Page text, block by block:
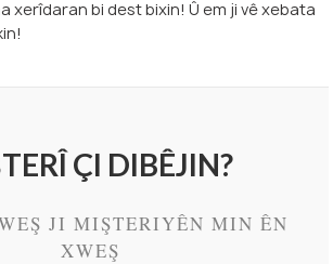
xerîdaran bi dest bixin! Û em ji vê xebata
ÇI DIBÊJIN?
JI MIŞTERIYÊN MIN ÊN
XWEŞ